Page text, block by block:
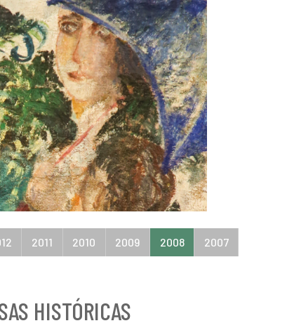
2011 2010 2009 2008 2007
HISTÓRICAS